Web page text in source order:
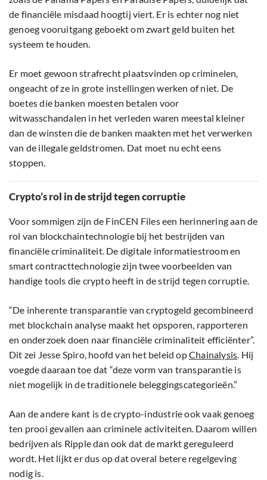
de financiële misdaad hoogtij viert. Er is echter nog niet
genoeg vooruitgang geboekt om zwart geld buiten het
systeem te houden.
Er moet gewoon strafrecht plaatsvinden op criminelen,
ongeacht of ze in grote instellingen werken of niet. De
boetes die banken moesten betalen voor
witwasschandalen in het verleden waren meestal kleiner
dan de winsten die de banken maakten met het verwerken
van de illegale geldstromen. Dat moet nu echt eens
stoppen.
Crypto’s rol in de strijd tegen corruptie
Voor sommigen zijn de FinCEN Files een herinnering aan de
rol van blockchaintechnologie bij het bestrijden van
financiële criminaliteit. De digitale informatiestroom en
smart contracttechnologie zijn twee voorbeelden van
handige tools die crypto heeft in de strijd tegen corruptie.
“De inherente transparantie van cryptogeld gecombineerd
met blockchain analyse maakt het opsporen, rapporteren
en onderzoek doen naar financiële criminaliteit efficiënter”.
Dit zei Jesse Spiro, hoofd van het beleid opChainalysis. Hij
voegde daaraan toe dat “deze vorm van transparantie is
niet mogelijk in de traditionele beleggingscategorieën.”
Aan de andere kant is de crypto-industrie ook vaak genoeg
ten prooi gevallen aan criminele activiteiten. Daarom willen
bedrijven als Ripple dan ook dat de markt gereguleerd
wordt. Het lijkt er dus op dat overal betere regelgeving
nodig is.